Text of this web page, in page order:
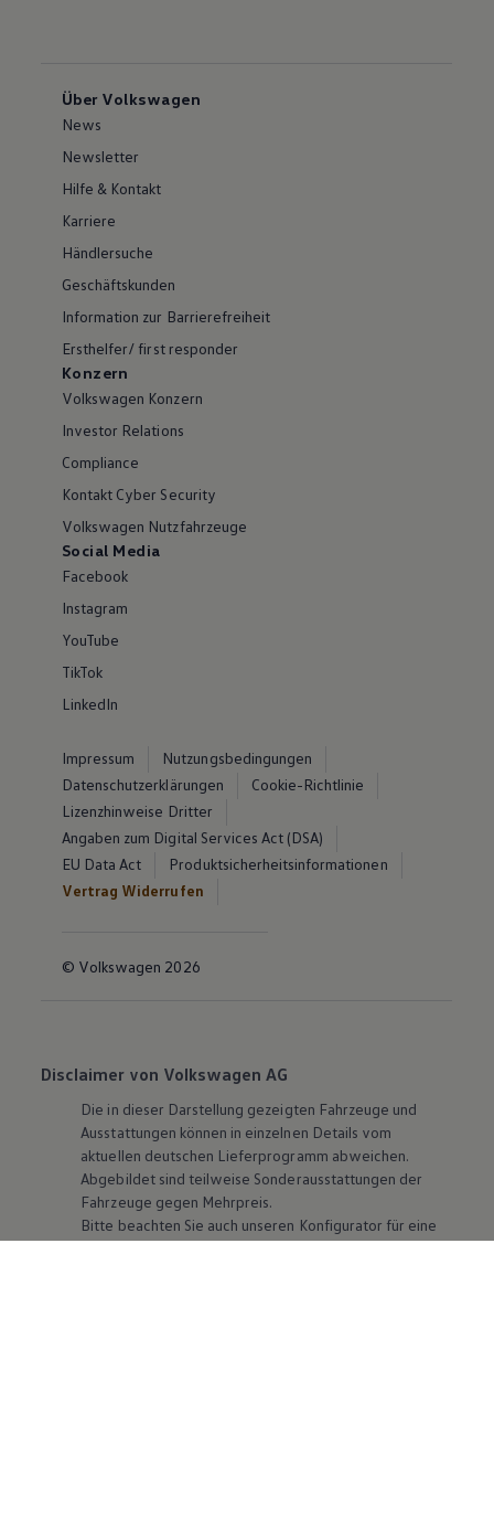
Über Volkswagen
News
Newsletter
Hilfe & Kontakt
Karriere
Händlersuche
Geschäftskunden
Information zur Barrierefreiheit
Ersthelfer/ first responder
Konzern
Volkswagen Konzern
Investor Relations
Compliance
Kontakt Cyber Security
Volkswagen Nutzfahrzeuge
Social Media
Facebook
Instagram
YouTube
TikTok
LinkedIn
Impressum
Nutzungsbedingungen
Datenschutzerklärungen
Cookie-Richtlinie
Lizenzhinweise Dritter
Angaben zum Digital Services Act (DSA)
EU Data Act
Produktsicherheitsinformationen
Vertrag Widerrufen
© Volkswagen 2026
Disclaimer von Volkswagen AG
Die in dieser Darstellung gezeigten Fahrzeuge und
Ausstattungen können in einzelnen Details vom
aktuellen deutschen Lieferprogramm abweichen.
Abgebildet sind teilweise Sonderausstattungen der
Fahrzeuge gegen Mehrpreis.
Bitte beachten Sie auch unseren Konfigurator für eine